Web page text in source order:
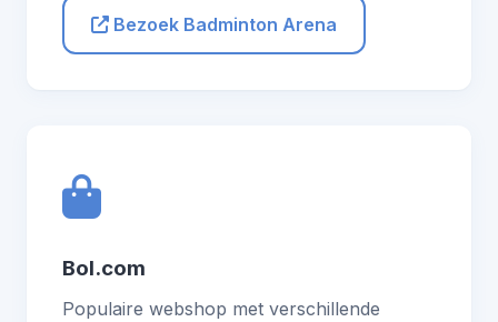
Bezoek Badminton Arena
Bol.com
Populaire webshop met verschillende